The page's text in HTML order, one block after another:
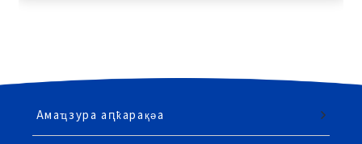
Амаҵзура аԥҟарақәа